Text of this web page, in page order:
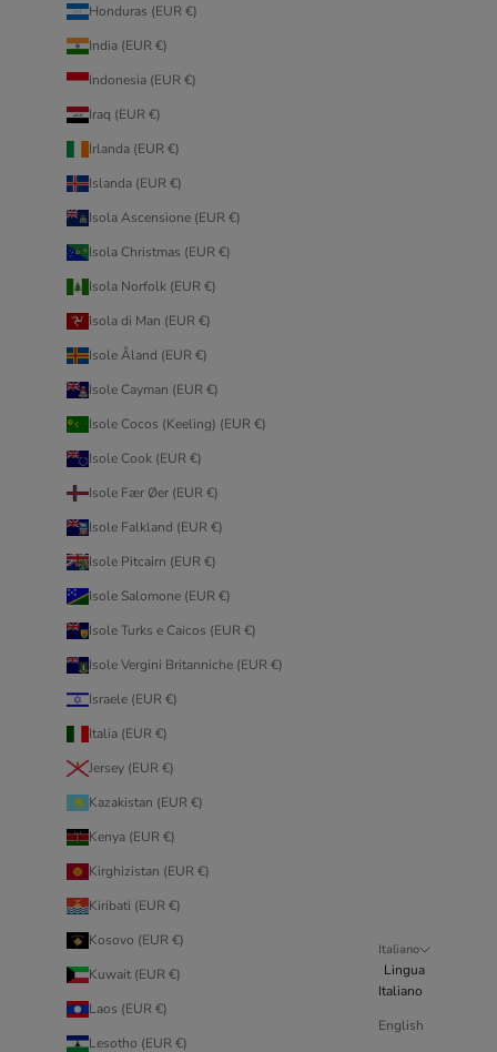
Honduras (EUR €)
India (EUR €)
Indonesia (EUR €)
Iraq (EUR €)
Irlanda (EUR €)
Islanda (EUR €)
Isola Ascensione (EUR €)
Isola Christmas (EUR €)
Isola Norfolk (EUR €)
Isola di Man (EUR €)
Isole Åland (EUR €)
Isole Cayman (EUR €)
Isole Cocos (Keeling) (EUR €)
Isole Cook (EUR €)
Isole Fær Øer (EUR €)
Isole Falkland (EUR €)
Isole Pitcairn (EUR €)
Isole Salomone (EUR €)
Isole Turks e Caicos (EUR €)
Isole Vergini Britanniche (EUR €)
Israele (EUR €)
Italia (EUR €)
Jersey (EUR €)
Kazakistan (EUR €)
Kenya (EUR €)
Kirghizistan (EUR €)
Kiribati (EUR €)
Kosovo (EUR €)
Kuwait (EUR €)
Laos (EUR €)
Lesotho (EUR €)
Italiano
Lingua
Italiano
English